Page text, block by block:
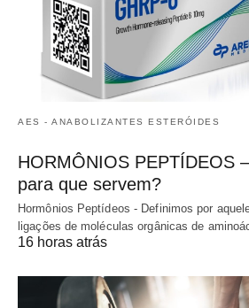
AES - ANABOLIZANTES ESTERÓIDES
HORMÔNIOS PEPTÍDEOS
para que servem?
Hormônios Peptídeos - Definimos por
ligações de moléculas orgânicas de
16 horas atrás